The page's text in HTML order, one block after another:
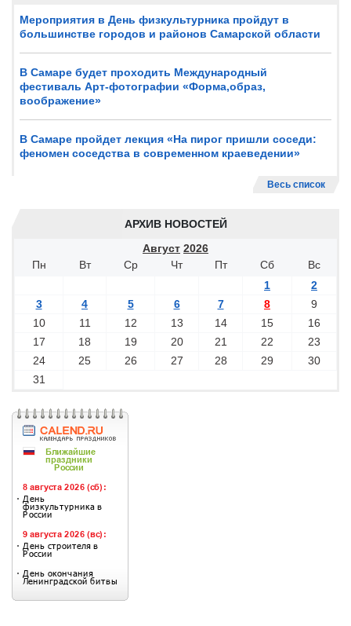
Мероприятия в День физкультурника пройдут в
большинстве городов и районов Самарской области
В Самаре будет проходить Международный
фестиваль Арт-фотографии «Форма,образ,
воображение»
В Самаре пройдет лекция «На пирог пришли соседи:
феномен соседства в современном краеведении»
Весь список
АРХИВ НОВОСТЕЙ
Август 2026
Пн
Вт Ср Чт Пт Сб
Вс
1
2
3
4 5 6 7 8
9
10
11 12 13 14 15
16
17
18 19 20 21 22
23
24
25 26 27 28 29
30
31